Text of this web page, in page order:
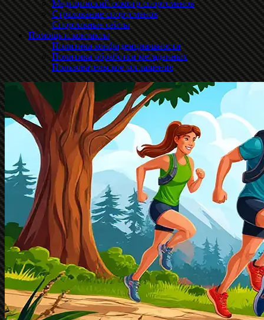
Медицинский осмотр спортсменов
Страхование спортсменов
Спортивные сайты
Помощь и контакты
Политика конфиденциальности
Политика обработки метаданных
Пользовательское соглашение